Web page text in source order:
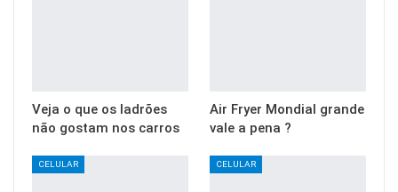
Veja o que os ladrões
não gostam nos carros
Air Fryer Mondial grande
vale a pena ?
CELULAR CELULAR